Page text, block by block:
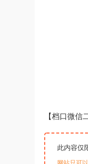
【档口微信
此内容仅